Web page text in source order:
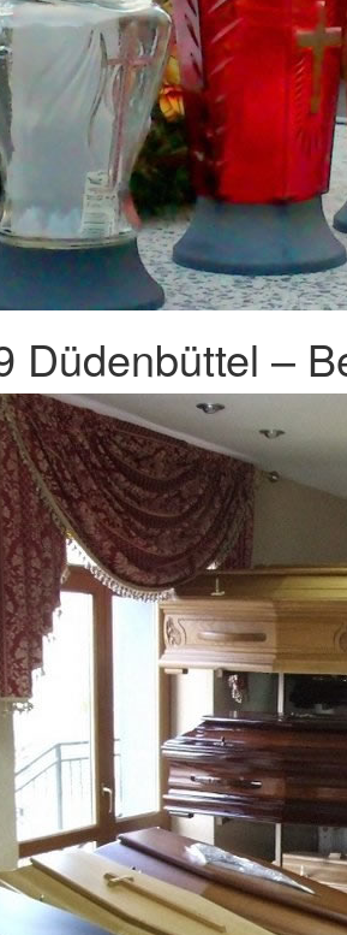
Düdenbüttel –